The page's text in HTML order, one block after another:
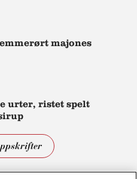
majones
urter, ristet spelt